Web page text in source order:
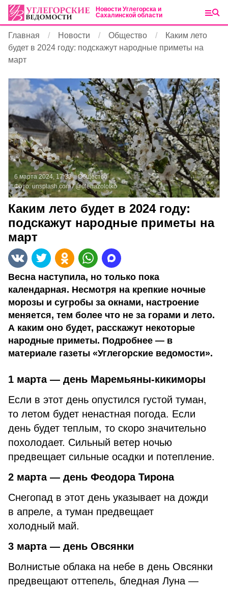
Новости Углегорска и
Сахалинской области
Главная Новости Общество
Каким лето
будет в 2024 году: подскажут народные приметы на
март
6 марта 2024, 17:33
Общество
Фото:unsplash.com/ @olenazolotko
Каким лето будет в 2024 году:
подскажут народные приметы на
март
Весна наступила, но только пока
календарная. Несмотря на крепкие ночные
морозы и сугробы за окнами, настроение
меняется, тем более что не за горами и лето.
А каким оно будет, расскажут некоторые
народные приметы. Подробнее — в
материале газеты «Углегорские ведомости».
1 марта — день Маремьяны-кикиморы
Если в этот день опустился густой туман,
то летом будет ненастная погода. Если
день будет теплым, то скоро значительно
похолодает. Сильный ветер ночью
предвещает сильные осадки и потепление.
2 марта — день Феодора Тирона
Снегопад в этот день указывает на дожди
в апреле, а туман предвещает
холодный май.
3 марта — день Овсянки
Волнистые облака на небе в день Овсянки
предвещают оттепель, бледная Луна —